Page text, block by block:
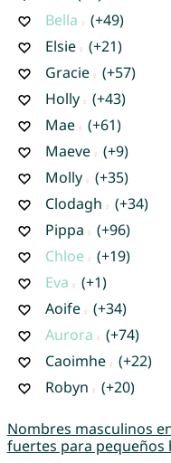
Bella
(+49)
Elsie
(+21)
Gracie
(+57)
Holly
(+43)
Mae
(+61)
Maeve
(+9)
Molly
(+35)
Clodagh
(+34)
Pippa
(+96)
Chloe
(+19)
Eva
(+1)
Aoife
(+34)
Aurora
(+74)
Caoimhe
(+22)
Robyn
(+20)
Nombres masculinos
fuertes para pequeños